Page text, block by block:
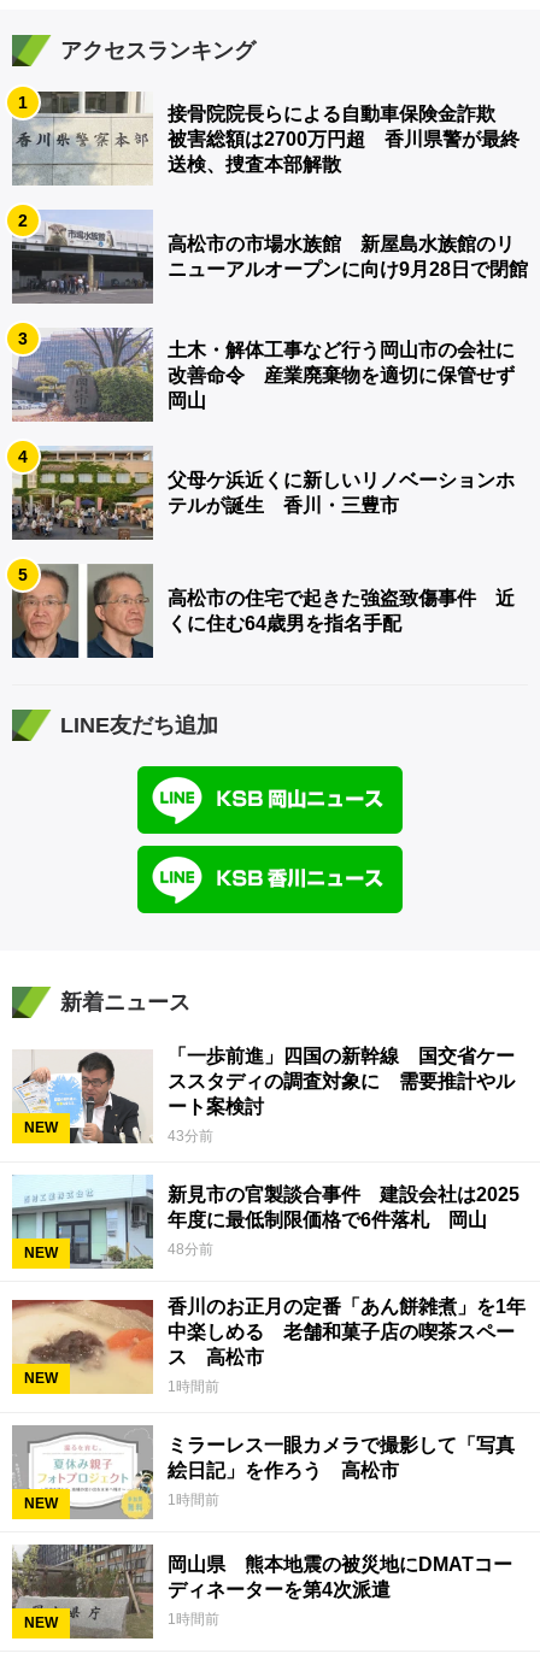
アクセスランキング
1
接骨院院長らによる自動車保険金詐欺
被害総額は2700万円超 香川県警が最終
送検、捜査本部解散
2
高松市の市場水族館 新屋島水族館のリ
ニューアルオープンに向け9月28日で閉館
3
土木・解体工事など行う岡山市の会社に
改善命令 産業廃棄物を適切に保管せず
岡山
4
父母ケ浜近くに新しいリノベーションホ
テルが誕生 香川・三豊市
5
高松市の住宅で起きた強盗致傷事件 近
くに住む64歳男を指名手配
LINE友だち追加
新着ニュース
NEW
「一歩前進」四国の新幹線 国交省ケー
ススタディの調査対象に 需要推計やル
ート案検討
43分前
NEW
新見市の官製談合事件 建設会社は2025
年度に最低制限価格で6件落札 岡山
48分前
NEW
香川のお正月の定番「あん餅雑煮」を1年
中楽しめる 老舗和菓子店の喫茶スペー
ス 高松市
1時間前
NEW
ミラーレス一眼カメラで撮影して「写真
絵日記」を作ろう 高松市
1時間前
NEW
岡山県 熊本地震の被災地にDMATコー
ディネーターを第4次派遣
1時間前